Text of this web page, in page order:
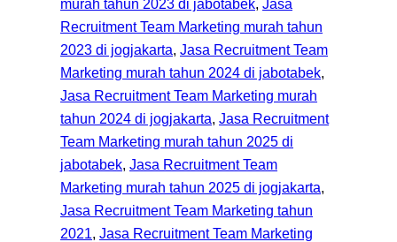
murah tahun 2023 di jabotabek, Jasa
Recruitment Team Marketing murah tahun
2023 di jogjakarta, Jasa Recruitment Team
Marketing murah tahun 2024 di jabotabek
Jasa Recruitment Team Marketing murah
tahun 2024 di jogjakarta, Jasa Recruitment
Team Marketing murah tahun 2025 di
jabotabek, Jasa Recruitment Team
Marketing murah tahun 2025 di jogjakarta
Jasa Recruitment Team Marketing tahun
2021, Jasa Recruitment Team Marketing